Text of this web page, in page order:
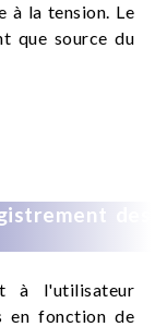
à la tension. Le
que source du
des
à l'utilisateur
en fonction de